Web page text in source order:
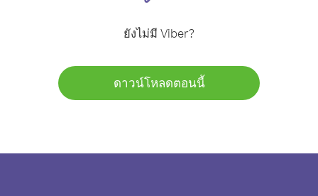
ยังไม่มี Viber?
ดาวน์โหลดตอนนี้